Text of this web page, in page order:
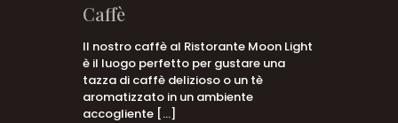
Caffè
Il nostro caffè al Ristorante Moon Light
è il luogo perfetto per gustare una
tazza di caffè delizioso o un tè
aromatizzato in un ambiente
accogliente […]